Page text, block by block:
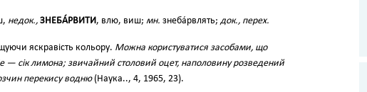
недок., ЗНЕБА́РВИТИ, влю, виш; мн. знеба́рвлять; док., перех.
яскравість кольору. Можна користуватися засобами, що
— сік лимона; звичайний столовий оцет, наполовину розведений
перекису водню(Наука.., 4, 1965, 23).